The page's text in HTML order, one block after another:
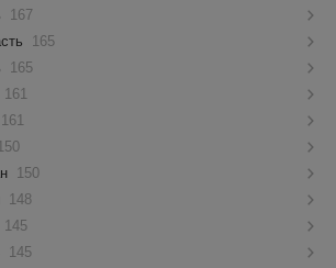
167
165
165
161
161
150
148
145
145